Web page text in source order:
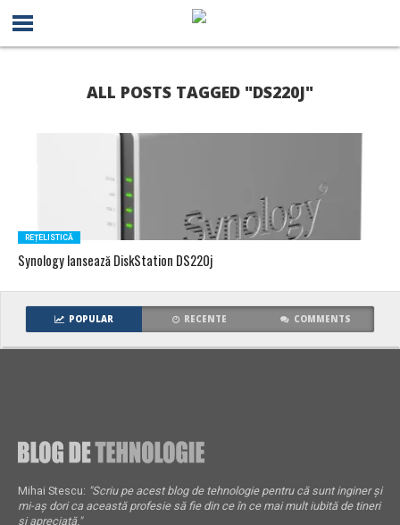
ALL POSTS TAGGED "DS220J"
REȚELISTICĂ
Synology lansează DiskStation DS220j
POPULAR RECENTE COMMENTS
Mihai Stescu: "Scriu pe acest blog de tehnologie pentru că sunt inginer și
mi-aș dori ca această profesie să fie din ce în ce mai mult iubită de tineri
și apreciată."